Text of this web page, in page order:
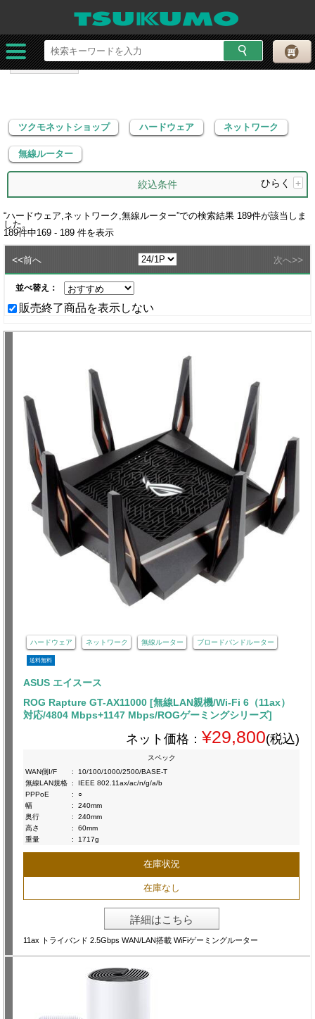
ツクモネットショップ ハードウェア
ネットワーク
無線ルーター
ツクモネットショップ ハードウェア ネットワーク
無線ルーター
絞込条件 ひらく +
“ハードウェア,ネットワーク,無線ルーター”での検索結果 189件が該当しま
した。
189件中169 - 189 件を表示
<<前へ 次へ>>
並べ替え：
販売終了商品を表示しない
ハードウェア ネットワーク 無線ルーター ブロードバンドルーター
送料無料
ASUS エイスース
ROG Rapture GT-AX11000 [無線LAN親機/Wi-Fi 6（11ax）
対応/4804 Mbps+1147 Mbps/ROGゲーミングシリーズ]
ネット価格： ¥29,800(税込)
スペック
WAN側I/F
:
10/100/1000/2500/BASE-T
無線LAN規格 :
IEEE 802.11ax/ac/n/g/a/b
PPPoE
:
○
幅
:
240mm
奥行
:
240mm
高さ
:
60mm
重量
: 1717g
在庫状況
在庫なし
詳細はこちら
11ax トライバンド 2.5Gbps WAN/LAN搭載 WiFiゲーミングルーター